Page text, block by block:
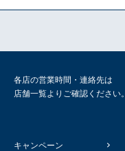
各店の営業時間・連絡先は
店舗一覧よりご確認ください。
キャンペーン